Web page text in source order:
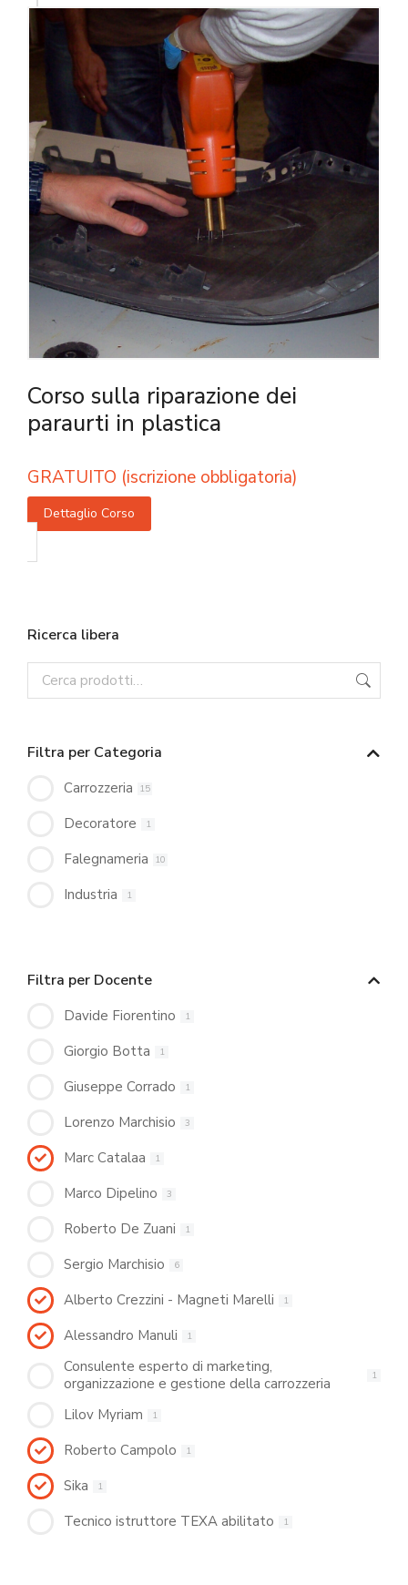
Corso sulla riparazione dei
paraurti in plastica
GRATUITO (iscrizione obbligatoria)
Dettaglio Corso
Ricerca libera
Filtra per Categoria
Carrozzeria 15
Decoratore 1
Falegnameria 10
Industria 1
Filtra per Docente
Davide Fiorentino 1
Giorgio Botta 1
Giuseppe Corrado 1
Lorenzo Marchisio 3
Marc Catalaa 1
Marco Dipelino 3
Roberto De Zuani 1
Sergio Marchisio 6
Alberto Crezzini - Magneti Marelli 1
Alessandro Manuli 1
Consulente esperto di marketing,
organizzazione e gestione della carrozzeria
1
Lilov Myriam 1
Roberto Campolo 1
Sika 1
Tecnico istruttore TEXA abilitato 1